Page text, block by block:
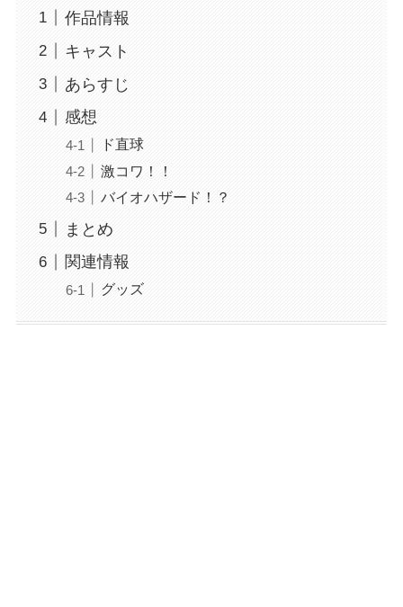
作品情報
キャスト
あらすじ
感想
ド直球
激コワ！！
バイオハザード！？
まとめ
関連情報
グッズ